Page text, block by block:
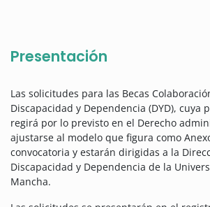
Presentación
Las solicitudes para las Becas
Discapacidad y Dependencia (DYD), cuya
regirá por lo previsto en el Derecho
ajustarse al modelo que figura como
convocatoria y estarán dirigidas a la
Discapacidad y Dependencia de la
Mancha.